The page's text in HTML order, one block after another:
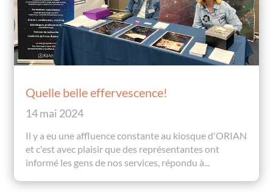
Quelle belle effervescence!
14 mai 2024
Il y a eu une affluence constante au kiosque d'ORIAN
et c'est avec plaisir que des représentantes ont
informé les gens de nos services, répondu à...